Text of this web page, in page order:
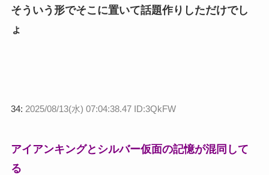
そういう形でそこに置いて話題作りしただけでし
ょ
34: 2025/08/13(水) 07:04:38.47 ID:3QkFW
アイアンキングとシルバー仮面の記憶が混同して
る